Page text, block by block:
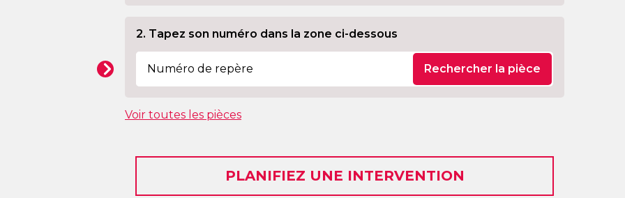
2. Tapez son numéro dans la zone ci-dessous
Rechercher la pièce
Voir toutes les pièces
PLANIFIEZ UNE INTERVENTION